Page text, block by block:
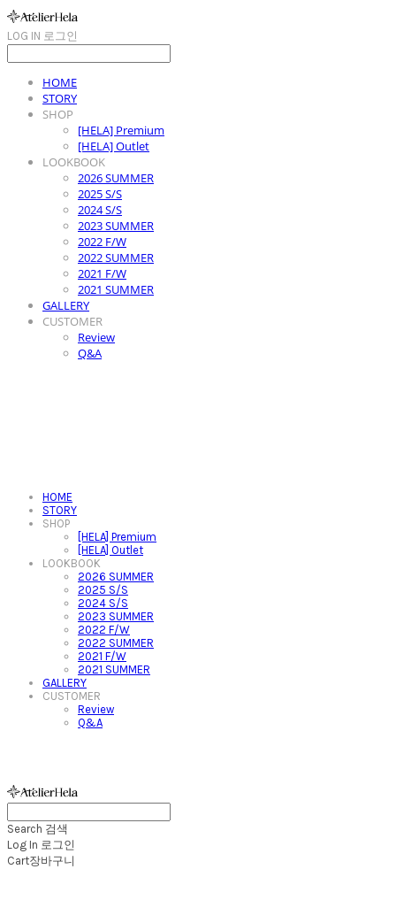
LOG IN 로그인
HOME
STORY
SHOP
[HELA] Premium
[HELA] Outlet
LOOKBOOK
2026 SUMMER
2025 S/S
2024 S/S
2023 SUMMER
2022 F/W
2022 SUMMER
2021 F/W
2021 SUMMER
GALLERY
CUSTOMER
Review
Q&A
HOME
STORY
SHOP
[HELA] Premium
[HELA] Outlet
LOOKBOOK
2026 SUMMER
2025 S/S
2024 S/S
2023 SUMMER
2022 F/W
2022 SUMMER
2021 F/W
2021 SUMMER
GALLERY
CUSTOMER
Review
Q&A
Search 검색
Log In 로그인
Cart장바구니